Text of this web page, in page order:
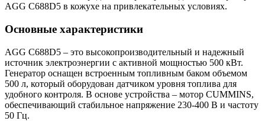
AGG C688D5 в кожухе на привлекательных условиях.
Основные характеристики
AGG C688D5 – это высокопроизводительный и надежный
источник электроэнергии с активной мощностью 500 кВт.
Генератор оснащен встроенным топливным баком объемом
500 л, который оборудован датчиком уровня топлива для
удобного контроля. В основе устройства – мотор CUMMINS,
обеспечивающий стабильное напряжение 230-400 В и частоту
50 Гц.